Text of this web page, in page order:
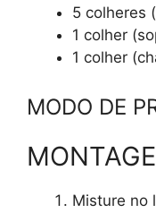
5 colheres
1 colher
1 colher
MODO DE
Misture no